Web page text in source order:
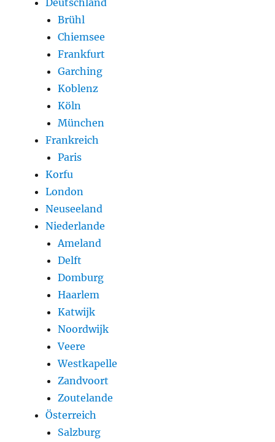
Brühl
Chiemsee
Frankfurt
Garching
Koblenz
Köln
München
Frankreich
Paris
Korfu
London
Neuseeland
Niederlande
Ameland
Delft
Domburg
Haarlem
Katwijk
Noordwijk
Veere
Westkapelle
Zandvoort
Zoutelande
Österreich
Salzburg